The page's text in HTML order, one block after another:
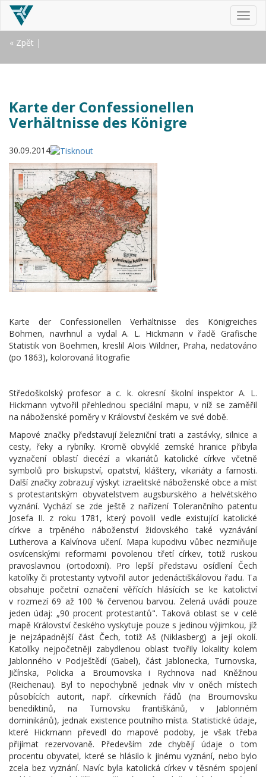
« Zpět |
Karte der Confessionellen
Verhältnisse des Königre
30.09.2014
Karte der Confessionellen Verhältnisse des Königreiches
Böhmen, navrhnul a vydal A. L. Hickmann v řadě Grafische
Statistik von Boehmen, kreslil Alois Wildner, Praha, nedatováno
(po 1863), kolorovaná litografie
Středoškolský profesor a c. k. okresní školní inspektor A. L.
Hickmann vytvořil přehlednou speciální mapu, v níž se zaměřil
na náboženské poměry v Království českém ve své době.
Mapové značky představují železniční trati a zastávky, silnice a
cesty, řeky a rybníky. Kromě obvyklé zemské hranice přibyla
vyznačení oblastí diecézí a vikariátů katolické církve včetně
symbolů pro biskupství, opatství, kláštery, vikariáty a farnosti.
Další značky zobrazují výskyt izraelitské náboženské obce a míst
s protestantským obyvatelstvem augsburského a helvétského
vyznání. Vychází se zde ještě z nařízení Tolerančního patentu
Josefa II. z roku 1781, který povolil vedle existující katolické
církve a trpěného náboženství židovského také vyznávání
Lutherova a Kalvínova učení. Mapa kupodivu vůbec nezmiňuje
osvícenskými reformami povolenou třetí církev, totiž ruskou
pravoslavnou (ortodoxní). Pro lepší představu osídlení Čech
katolíky či protestanty vytvořil autor jedenáctiškálovou řadu. Ta
obsahuje početní označení věřících hlásících se ke katolictví
v rozmezí 69 až 100 % červenou barvou. Zelená uvádí pouze
jeden údaj: „90 procent protestantů". Taková oblast se v celé
mapě Království českého vyskytuje pouze s jedinou výjimkou, jíž
je nejzápadnější část Čech, totiž Aš (Niklasberg) a její okolí.
Katolíky nejpočetněji zabydlenou oblast tvořily lokality kolem
Jablonného v Podještědí (Gabel), část Jablonecka, Turnovska,
Jičínska, Policka a Broumovska i Rychnova nad Kněžnou
(Reichenau). Byl to nepochybně jednak vliv v oněch místech
působících autorit, např. církevních řádů (na Broumovsku
benediktinů, na Turnovsku františkánů, v Jablonném
dominikánů), jednak existence poutního místa. Statistické údaje,
které Hickmann převedl do mapové podoby, je však třeba
přijímat rezervovaně. Především zde chybějí údaje o tom
procentu obyvatel, které se hlásilo k jinému vyznání, nebo bylo
zcela bez vyznání. Navíc byla katolická církev v těsném spojení